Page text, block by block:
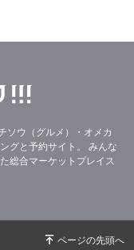
祭｜Tシャツ再販
しています♪
・牧之原市へ想い
ツ再販のお知らせ
ソウ（グルメ）・オメカ
グと予約サイト。
みんな
総合マーケットプレイス